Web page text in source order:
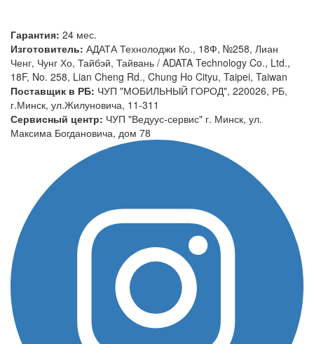
Гарантия: 24 мес.
Изготовитель: АДАТА Технолоджи Ко., 18Ф, №258, Лиан
Ченг, Чунг Хо, Тайбэй, Тайвань / ADATA Technology Co., Ltd.,
18F, No. 258, Lian Cheng Rd., Chung Ho Cityu, Taipei, Taiwan
Поставщик в РБ: ЧУП "МОБИЛЬНЫЙ ГОРОД", 220026, РБ,
г.Минск, ул.Жилуновича, 11-311
Сервисный центр: ЧУП "Ведуус-сервис" г. Минск, ул.
Максима Богдановича, дом 78